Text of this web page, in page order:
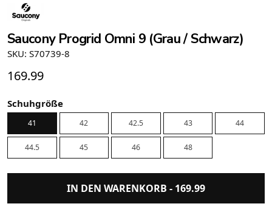
Saucony Progrid Omni 9 (Grau / Schwarz)
SKU: S70739-8
169.99
Schuhgröße
41 42 42.5 43 44
44.5 45 46 48
IN DEN WARENKORB - 169.99